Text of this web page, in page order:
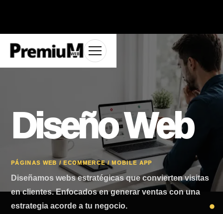
Diseño Web
PÁGINAS WEB / ECOMMERCE / MOBILE APP
Diseñamos webs estratégicas que convierten visitas
en clientes. Enfocados en generar ventas con una
estrategia acorde a tu negocio.